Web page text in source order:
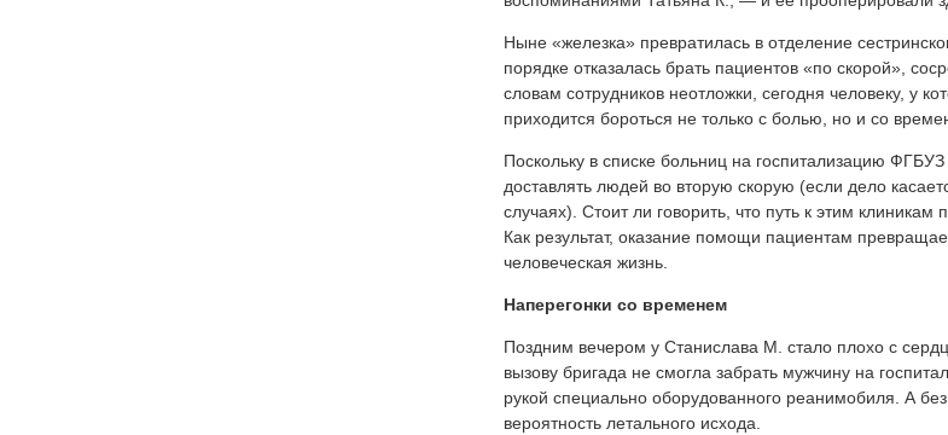
Ныне «железка» превратилась в отделение
порядке отказалась брать пациентов «по скорой»,
словам сотрудников неотложки, сегодня человеку, у
приходится бороться не только с болью, но и со
Поскольку в списке больниц на госпитализацию
доставлять людей во вторую скорую (если дело
случаях). Стоит ли говорить, что путь к этим
Как результат, оказание помощи пациентам
человеческая жизнь.
Наперегонки со временем
Поздним вечером у Станислава М. стало плохо с
вызову бригада не смогла забрать мужчину на
рукой специально оборудованного реанимобиля. А
вероятность летального исхода.